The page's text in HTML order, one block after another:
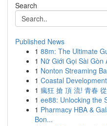
Search
Published News
1 88m: The Ultimate
1 Nữ Giới Gọi Sài Gòn
1 Nonton Streaming
1 Coastal
1 瘋狂 搶 頂 流! 青春
1 ee88: Unlocking the
1 Pharmacy HBA &
Bon...